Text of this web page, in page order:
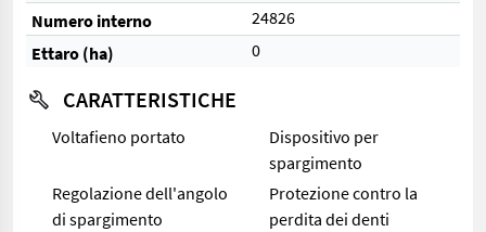
Numero interno
24826
Ettaro (ha)
0
CARATTERISTICHE
Voltafieno portato
Dispositivo per
spargimento
Regolazione dell'angolo
di spargimento
Protezione contro la
perdita dei denti